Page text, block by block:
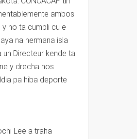
ambos
no ta cumpli cu e
na hermana isla
un Directeur kende ta
y drecha nos
pa hiba deporte
Lee a traha